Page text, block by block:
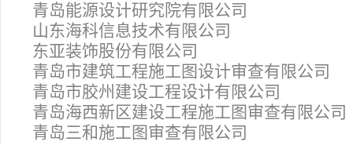
青岛能源设计研究院有限公司
山东海科信息技术有限公司
东亚装饰股份有限公司
青岛市建筑工程施工图设计审查有限公司
青岛市胶州建设工程设计有限公司
青岛海西新区建设工程施工图审查有限公司
青岛三和施工图审查有限公司